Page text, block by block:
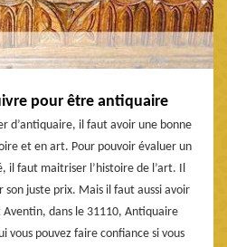
pour être antiquaire
d’antiquaire, il faut avoir une bonne
et en art. Pour pouvoir évaluer un
il faut maitriser l’histoire de l’art. Il
son juste prix. Mais il faut aussi avoir
Aventin, dans le 31110, Antiquaire
vous pouvez faire confiance si vous